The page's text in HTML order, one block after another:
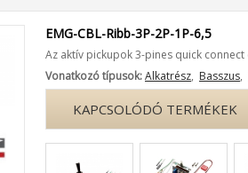
EMG-CBL-Ribb-3P-2P-1P-6,5
Az aktív pickupok 3-pines quick
Vonatkozó típusok:Alkatrész, Basszus,
KAPCSOLÓDÓ TERMÉKEK